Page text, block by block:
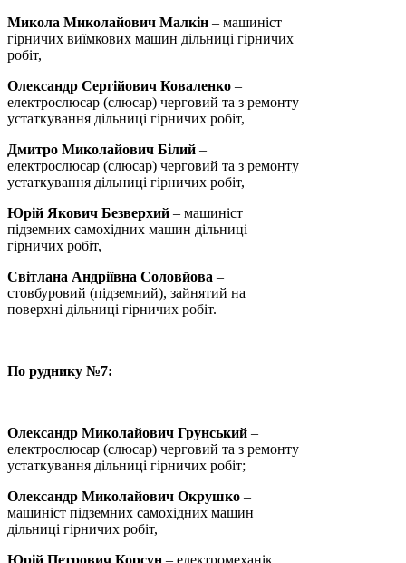
Микола Миколайович Малкін – машиніст
гірничих виїмкових машин дільниці гірничих
робіт,
Олександр Сергійович Коваленко –
електрослюсар (слюсар) черговий та з ремонту
устаткування дільниці гірничих робіт,
Дмитро Миколайович Білий –
електрослюсар (слюсар) черговий та з ремонту
устаткування дільниці гірничих робіт,
Юрій Якович Безверхий – машиніст
підземних самохідних машин дільниці
гірничих робіт,
Світлана Андріївна Соловйова –
стовбуровий (підземний), зайнятий на
поверхні дільниці гірничих робіт.
По руднику №7:
Олександр Миколайович Грунський –
електрослюсар (слюсар) черговий та з ремонту
устаткування дільниці гірничих робіт;
Олександр Миколайович Окрушко –
машиніст підземних самохідних машин
дільниці гірничих робіт,
Юрій Петрович Корсун – електромеханік